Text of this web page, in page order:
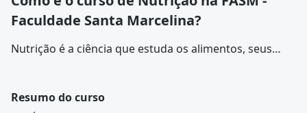
Faculdade Santa Marcelina?
Nutrição é a ciência que estuda os alimentos, seus
papel de macronutrientes, micronutrientes e da
Resumo do curso